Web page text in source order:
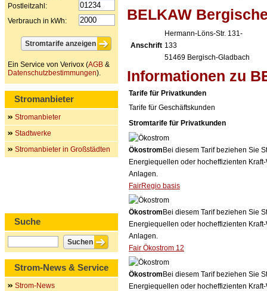
BELKAW
Anschrift
Hermann-Löns-Str. 131-
133
51469 Bergisch-Gladbach
Informationen zu
Tarife für Privatkunden
Tarife für Geschäftskunden
Stromtarife für Privatkunden
Ökostrom Bei diesem Tarif beziehen Sie
Energiequellen oder hocheffizienten
Anlagen.
FairRegio basis
Ökostrom Bei diesem Tarif beziehen Sie
Energiequellen oder hocheffizienten
Anlagen.
Fair Ökostrom 12
Ökostrom Bei diesem Tarif beziehen Sie
Energiequellen oder hocheffizienten
Postleitzahl:
Verbrauch in kWh:
Ein Service von Verivox (AGB &
Datenschutzbestimmungen).
Stromanbieter
Stromanbieter
Stadtwerke
Stromanbieter in Großstädten
Suche
Strom-News & Service
Strom-News